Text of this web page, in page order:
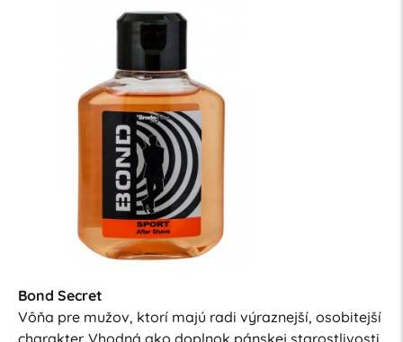
Bond Secret
Vôňa pre mužov, ktorí majú radi výraznejší, osobitejší